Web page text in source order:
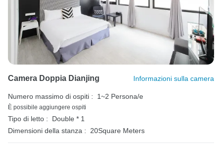
Camera Doppia Dianjing Informazioni sulla camera
Numero massimo di ospiti : 1~2 Persona/e
È possibile aggiungere ospiti
Tipo di letto :
Double * 1
Dimensioni della stanza :
20Square Meters